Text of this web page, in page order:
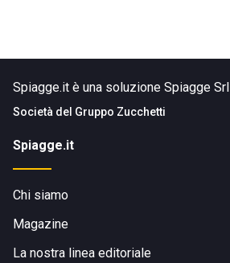
Spiagge.it è una soluzione Spiagge Srl
Società del Gruppo Zucchetti
Spiagge.it
Chi siamo
Magazine
La nostra linea editoriale